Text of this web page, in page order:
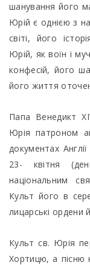
шанування його
Юрій є однією з
світі, його
Юрій, як воїн і
конфесій, його
його життя
Папа Венедикт
Юрія патроном
документах
23- квітня
національним
Культ його в
лицарські ордени
Культ св. Юрія
Хортицю, а пісню